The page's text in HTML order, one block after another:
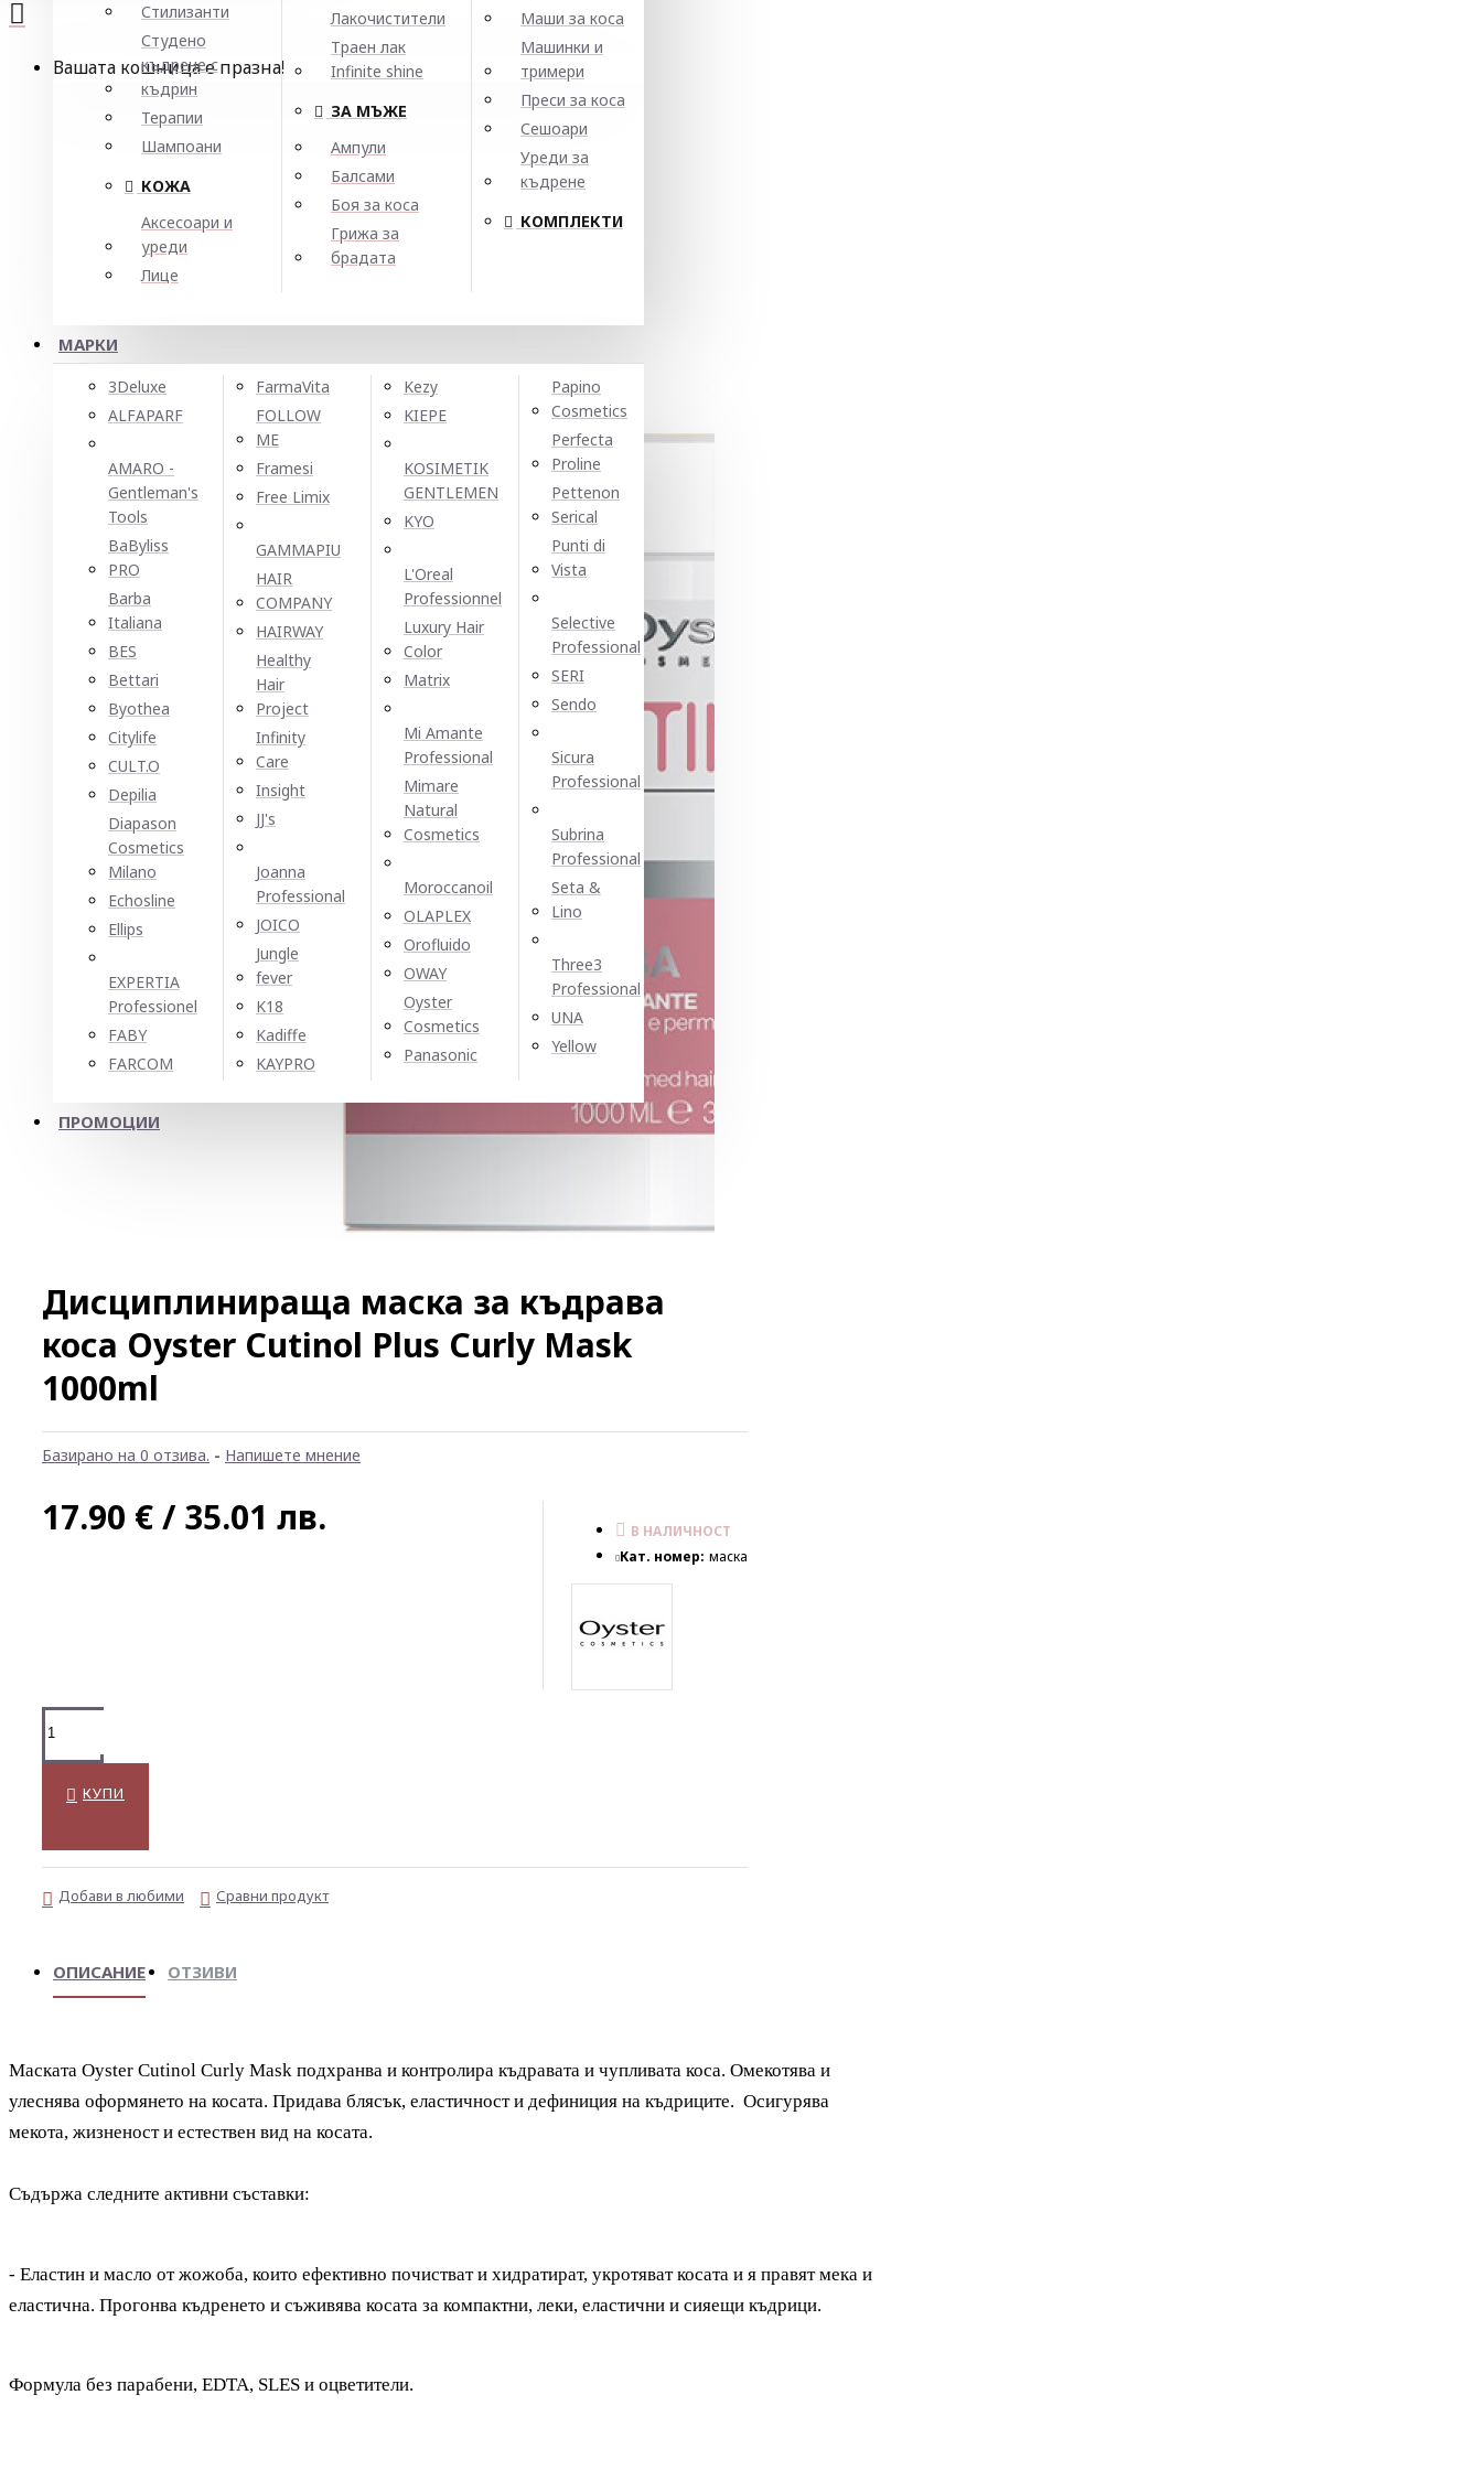
Стилизанти
Студено
къдрене с
къдрин
Терапии
Шампоани
КОЖА
Аксесоари и
уреди
Лице
Лакочистители
Траен лак
Infinite shine
ЗА МЪЖЕ
Ампули
Балсами
Боя за коса
Грижа за
брадата
Маши за коса
Машинки и
тримери
Преси за коса
Сешоари
Уреди за
къдрене
КОМПЛЕКТИ
МАРКИ
3Deluxe
ALFAPARF
AMARO -
Gentleman's
Tools
BaByliss
PRO
Barba
Italiana
BES
Bettari
Byothea
Citylife
CULT.O
Depilia
Diapason
Cosmetics
Milano
Echosline
Ellірѕ
EXPERTIA
Professionel
FABY
FARCOM
FarmaVita
FOLLOW
ME
Framesi
Free Limix
GAMMAPIU
HAIR
COMPANY
HAIRWAY
Healthy
Hair
Project
Infinity
Care
Insight
JJ's
Joanna
Professional
JOICO
Jungle
fever
K18
Kadiffe
KAYPRO
Kezy
KIEPE
KOSIMETIK
GENTLEMEN
KYO
L'Oreal
Professionnel
Luxury Hair
Color
Matrix
Mi Amante
Professional
Mimare
Natural
Cosmetics
Moroccanoil
OLAPLEX
Orofluido
OWAY
Oyster
Cosmetics
Panasonic
Papino
Cosmetics
Perfecta
Proline
Pettenon
Serical
Punti di
Vista
Selective
Professional
SERI
Sendo
Sicura
Professional
Subrina
Professional
Seta &
Lino
Three3
Professional
UNA
Yellow
ПРОМОЦИИ
Вашата кошница е празна!
Дисциплинираща маска за къдрава
коса Oyster Cutinol Plus Curly Mask
1000ml
Базирано на 0 отзива. - Напишете мнение
17.90 € / 35.01 лв.
В НАЛИЧНОСТ
Кат. номер: маска
КУПИ
Добави в любими Сравни продукт
ОПИСАНИЕ ОТЗИВИ
Маската Oyster Cutinol Curly Mask подхранва и контролира къдравата и чупливата коса. Омекотява и
улеснява оформянето на косата. Придава блясък, еластичност и дефиниция на къдриците. Осигурява
мекота, жизненост и естествен вид на косата.
Съдържа следните активни съставки:
- Еластин и масло от жожоба, които ефективно почистват и хидратират, укротяват косата и я правят мека и
еластична. Прогонва къдренето и съживява косата за компактни, леки, еластични и сияещи къдрици.
Формула без парабени, EDTA, SLES и оцветители.